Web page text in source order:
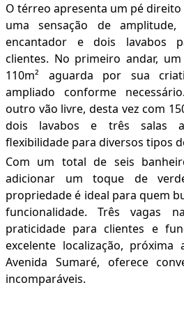
O térreo apresenta um pé
uma sensação de
encantador e dois lavabos
clientes. No primeiro andar,
110m² aguarda por sua
ampliado conforme
outro vão livre, desta vez com
dois lavabos e três salas
flexibilidade para diversos tipos
Com um total de seis
adicionar um toque de
propriedade é ideal para quem
funcionalidade. Três vagas
praticidade para clientes e
excelente localização,
Avenida Sumaré, oferece
incomparáveis.